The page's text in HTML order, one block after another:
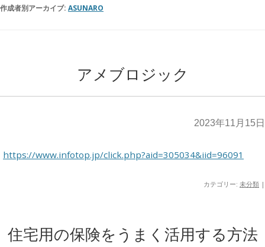
作成者別アーカイブ: ASUNARO
アメブロジック
2023年11月15日
https://www.infotop.jp/click.php?aid=305034&iid=96091
カテゴリー: 未分類 |
住宅用の保険をうまく活用する方法